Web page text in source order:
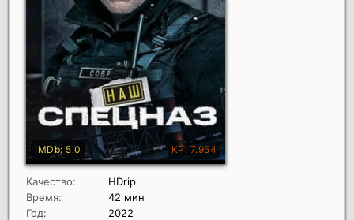
Качество:
HDrip
Время:
42 мин
Год:
2022